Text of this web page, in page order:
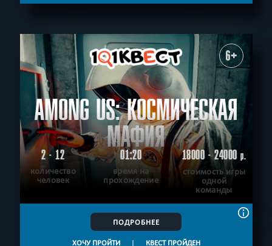
6+
AMONG US: КОСМИЧЕСКАЯ
МАФИЯ
2 - 12
количество
человек
01:20
время на
прохождение
18000 - 24000р.
стоимость игры
одной
команды
ПОДРОБНЕЕ
ХОЧУ ПРОЙТИ | КВЕСТ ПРОЙДЕН